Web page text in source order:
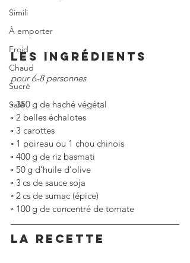
Simili
À emporter
Froid
Chaud
Sucré
Salé
LES INGRÉDIENTS
pour 6-8 personnes
◦ 350 g de haché végétal
◦ 2 belles échalotes
◦ 3 carottes
◦ 1 poireau ou 1 chou chinois
◦ 400 g de riz basmati
◦ 50 g d’huile d’olive
◦ 3 cs de sauce soja
◦ 2 cs de sumac (épice)
◦ 100 g de concentré de tomate
LA RECETTE